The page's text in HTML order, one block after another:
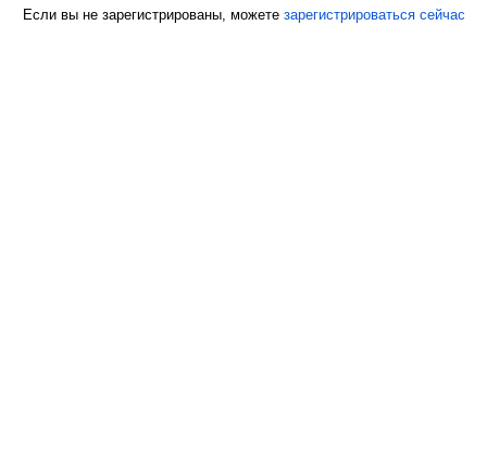
Если вы не зарегистрированы, можете зарегистрироваться сейчас